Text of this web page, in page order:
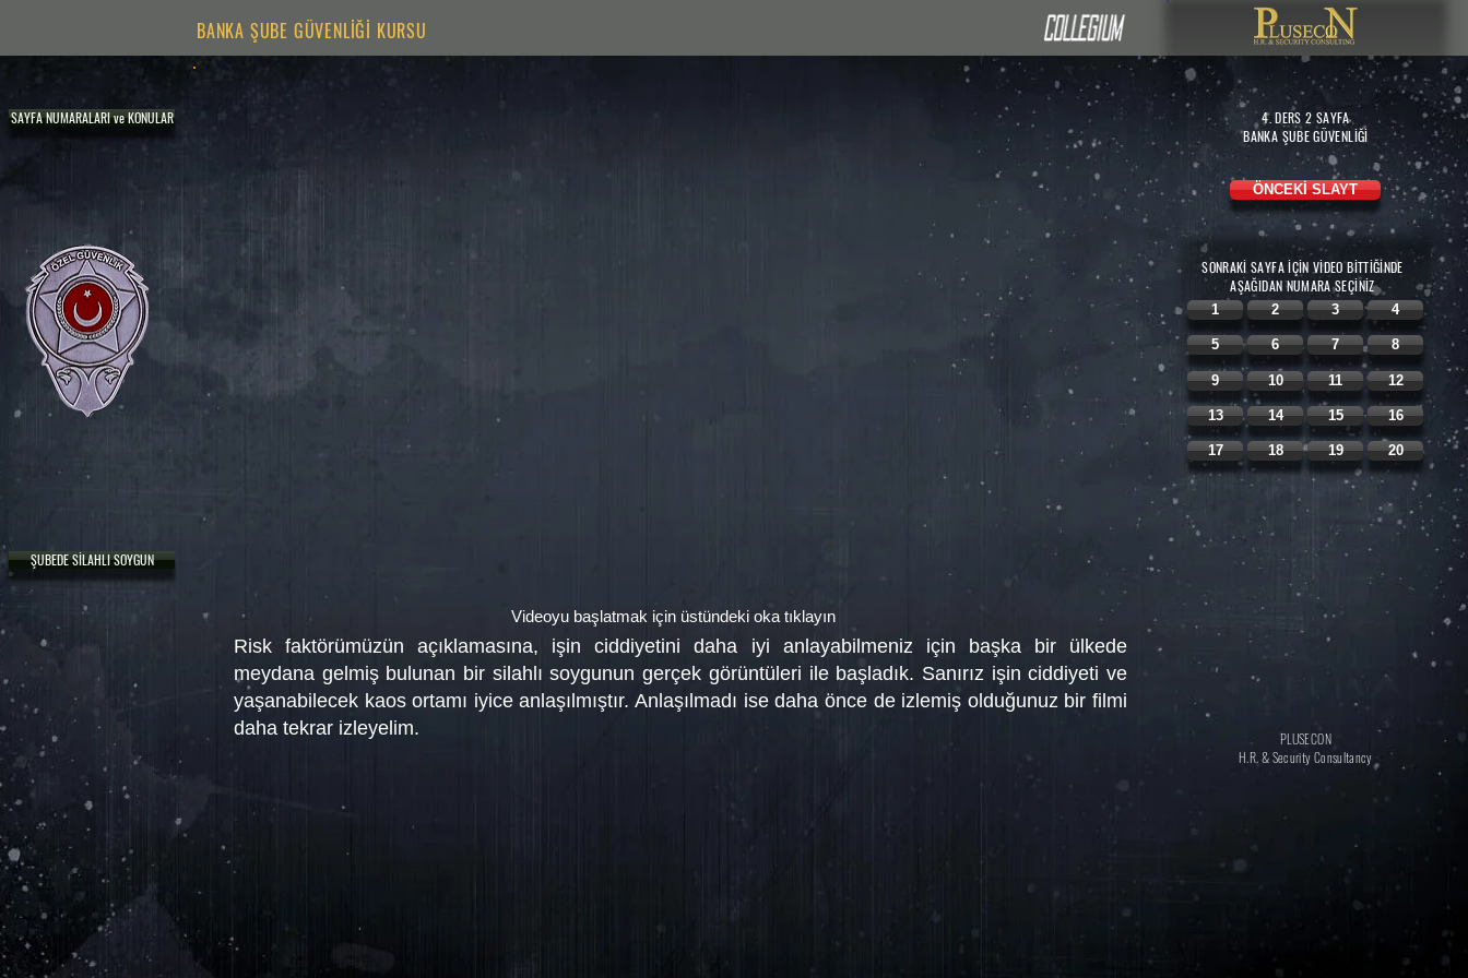
SAYFA NUMARALARI ve KONULAR
ŞUBEDE SİLAHLI SOYGUN
BANKA ŞUBE GÜVENLİĞİ KURSU
4. DERS 2 SAYFA
BANKA ŞUBE GÜVENLİĞİ
ÖNCEKİ SLAYT
SONRAKİ SAYFA İÇİN VİDEO BİTTİĞİNDE
AŞAĞIDANNUMARA SEÇİNİZ
1 2 3 4
5 6 7 8
9 10 11 12
13 14 15 16
17 18 19 20
PLUSECON
H.R. & Security Consultancy
Videoyu başlatmak için üstündeki oka tıklayın
Risk faktörümüzün açıklamasına, işin ciddiyetini daha iyi anlayabilmeniz için başka bir ülkede
meydana gelmiş bulunan bir silahlı soygunun gerçek görüntüleri ile başladık. Sanırız işin ciddiyeti ve
yaşanabilecek kaos ortamı iyice anlaşılmıştır. Anlaşılmadı ise daha önce de izlemiş olduğunuz bir filmi
daha tekrar izleyelim.